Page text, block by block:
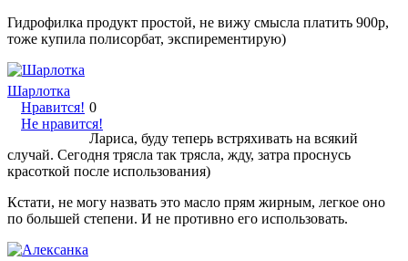
Гидрофилка продукт простой, не вижу смысла платить 900р,
тоже купила полисорбат, экспирементирую)
Шарлотка
Нравится!
Не нравится!
0
Лариса, буду теперь встряхивать на всякий
случай. Сегодня трясла так трясла, жду, затра проснусь
красоткой после использования)
Кстати, не могу назвать это масло прям жирным, легкое оно
по большей степени. И не противно его использовать.